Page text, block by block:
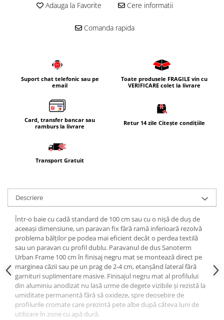
Baterii lavoar
Masti, sifoane si suporturi cazi
Cazi freestanding
Cazi dreptunghiulare
Cazi de colt
Masti, sifoane si suporturi cazi
Cabine dus
Cabine de dus dreptunghiulare
Cabine de dus patrate
Cabine de dus pentagonale
Cabine de dus semirotunde
Cadite de dus
Cadite semitorunde
Cadite dreptunghiulare
Adauga la Favorite Cere informatii
Comanda rapida
Suport chat telefonic sau pe
email
Toate produsele FRAGILE vin cu
VERIFICARE colet la livrare
Card, transfer bancar sau
ramburs la livrare
Retur 14 zile Citește condițiile
Transport Gratuit
Descriere
Într-o baie cu cadă standard de 100 cm sau cu o nișă de duș de
aceeași dimensiune, un paravan fix fără ramă inferioară rezolvă
problema bălților pe podea mai eficient decât o perdea textilă
sau un paravan cu profil dublu. Paravanul de dus Sanoterm
Urban Frame 100 cm în finisaj negru mat se montează direct pe
marginea căzii sau pe un prag de 2-4 cm, etanșând lateral fără
garnituri suplimentare masive. Finisajul negru mat al profilului
din aluminiu anodizat nu lasă urme de degete vizibile și rezistă la
umiditate permanentă fără să oxideze, spre deosebire de
profilurile cromate care prezintă pete albe după câteva luni de
utilizare în zone cu apă dură.